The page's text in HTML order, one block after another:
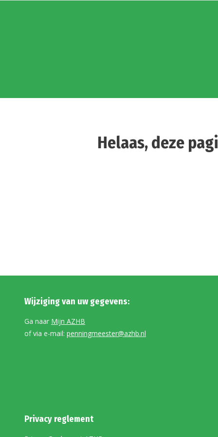
Helaas, deze
Wijziging van uw gegevens:
Ga naar Mijn AZHB
of via e-mail: penningmeester@azhb.nl
Privacy reglement